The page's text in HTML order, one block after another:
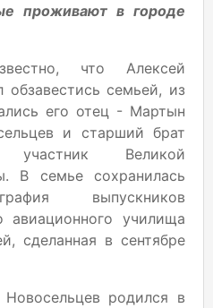
проживают в городе
что Алексей
обзавестись семьей, из
его отец - Мартын
и старший брат
Великой
В семье сохранилась
выпускников
авиационного училища
сделанная в сентябре
родился в